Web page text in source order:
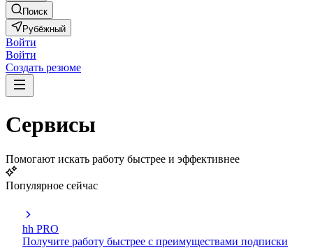
Поиск
Рубёжный
Войти
Войти
Создать резюме
Сервисы
Помогают искать работу быстрее и эффективнее
Популярное сейчас
hh PRO
Получите работу быстрее с преимуществами подписки